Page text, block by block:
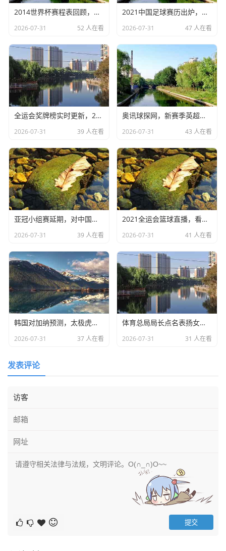
件了，或者只能在博物馆里供着，这台车呢？它不仅还在赛
道上跑，而且它的速度比20年前还要快，它的油耗控制得比
新车还要好,它还在不断地打破赛道记录。
这哪里是打球啊，这简直是在对抗地心引力，是在对抗生物
学上的衰老规律，你要知道，在他这个年纪，大多数NBA球
员要么已经退役去当解说员了，要么就在球队里混个老将底
薪，更衣室领袖，可他呢？他依然是这支湖人队的绝对核心,
是攻防两端的指挥官。
吗？看着他，我们仿佛觉得，也许我也还能再拼一把,也许我
也还没那么老。
不仅仅是加冕，更是对“衰老”的重新定义
如果故事只停留在加冕历史得分王，那这就只是一个关于“数
量”的故事，但詹姆斯最恐怖的地方在于,他还在继续书写这
咱们看看最近发生了什么，就在大家以为他打破纪录后会稍
微松懈，或者伤病会彻底找上门来的时候，他又干了什么？
上个赛季，他不仅成为了历史上唯一的“4万分先生”，更是在
职业生涯的第21个赛季，场均还能贡献25分以上，还有那场
狂砍40分、投进绝杀球的表现。
这就离谱。
频，哪怕你不懂运动科学，光看那个投入程度就让人头皮发
饮食控制精确到克，这不仅仅是天赋，这是一种把职业精神
子，已经正式进入了NBA，这又是一个全新的热点话题，虽
你要知道，这意味着什么？这意味着詹姆斯可能真的要在NB
想象一下那个画面：39岁的老爹，穿着23号，旁边是20岁的
儿子，穿着9号，这在NBA历史上是前无古人，估计也后无
来者的，这种跨越时代的传承，比单纯的得分数字更有温
2014世界杯赛程表回顾，巴西之夏的记忆
2026-07-31 52 人在看
2021中国足球赛历出炉，国足能否创造奇迹？
2026-07-31 47 人在看
全运会奖牌榜实时更新，2025前瞻与备战
2026-07-31 39 人在看
奥讯球探网，新赛季英超风云变幻
2026-07-31 43 人在看
亚冠小组赛延期，对中国足球意味着什么？
2026-07-31 39 人在看
2021全运会篮球直播，看懂中国篮球未来
2026-07-31 41 人在看
韩国对加纳预测，太极虎能否力克非洲之星？
2026-07-31 37 人在看
体育总局局长点名表扬女足，精神可嘉但路在何方？
2026-07-31 31 人在看
发表评论